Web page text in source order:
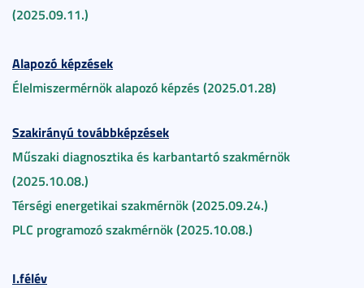
(2025.09.11.)
Alapozó képzések
Élelmiszermérnök alapozó képzés (2025.01.28)
Szakirányú továbbképzések
Műszaki diagnosztika és karbantartó szakmérnök
(2025.10.08.)
Térségi energetikai szakmérnök (2025.09.24.)
PLC programozó szakmérnök (2025.10.08.)
I.félév